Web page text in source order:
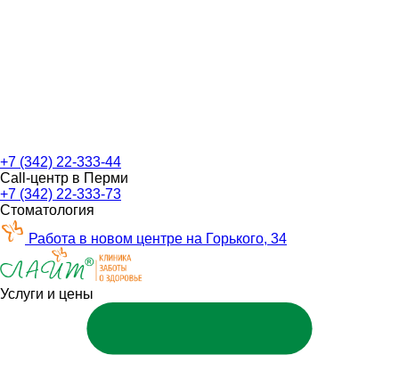
+7 (342) 22-333-44
Call-центр в Перми
+7 (342) 22-333-73
Стоматология
Работа в новом центре на Горького, 34
Услуги и цены